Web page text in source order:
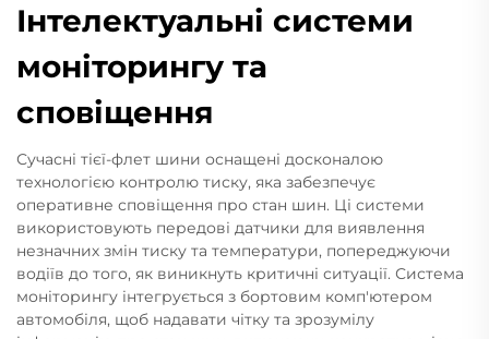
Інтелектуальні системи
моніторингу та
сповіщення
Сучасні тієї-флет шини оснащені досконалою
технологією контролю тиску, яка забезпечує
оперативне сповіщення про стан шин. Ці системи
використовують передові датчики для виявлення
незначних змін тиску та температури, попереджуючи
водіїв до того, як виникнуть критичні ситуації. Система
моніторингу інтегрується з бортовим комп'ютером
автомобіля, щоб надавати чітку та зрозумілу